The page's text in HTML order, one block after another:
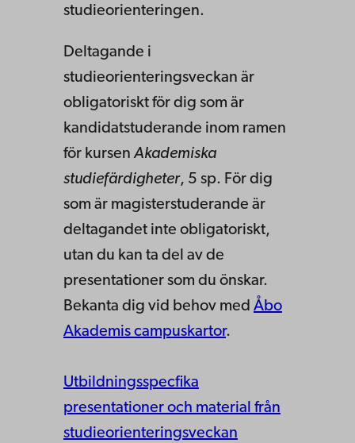
studieorienteringen.
Deltagande i
studieorienteringsveckan är
obligatoriskt för dig som är
kandidatstuderande inom ramen
för kursenAkademiska
studiefärdigheter, 5 sp. För dig
som är magisterstuderande är
deltagandet inte obligatoriskt,
utan du kan ta del av de
presentationer som du önskar.
Bekanta dig vid behov med Åbo
Akademis campuskartor.
Utbildningsspecfika
presentationer och material från
studieorienteringsveckan